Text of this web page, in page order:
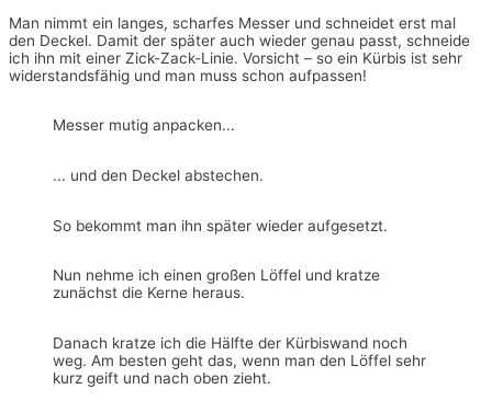
Man nimmt ein langes, scharfes Messer und schneidet erst mal
den Deckel. Damit der später auch wieder genau passt, schneide
ich ihn mit einer Zick-Zack-Linie. Vorsicht – so ein Kürbis ist sehr
widerstandsfähig und man muss schon aufpassen!
Messer mutig anpacken...
... und den Deckel abstechen.
So bekommt man ihn später wieder aufgesetzt.
Nun nehme ich einen großen Löffel und kratze
zunächst die Kerne heraus.
Danach kratze ich die Hälfte der Kürbiswand noch
weg. Am besten geht das, wenn man den Löffel sehr
kurz geift und nach oben zieht.